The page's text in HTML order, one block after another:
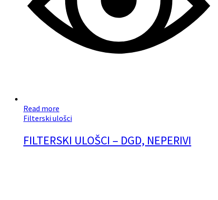
Read more
Filterski ulošci
FILTERSKI ULOŠCI – DGD, NEPERIVI